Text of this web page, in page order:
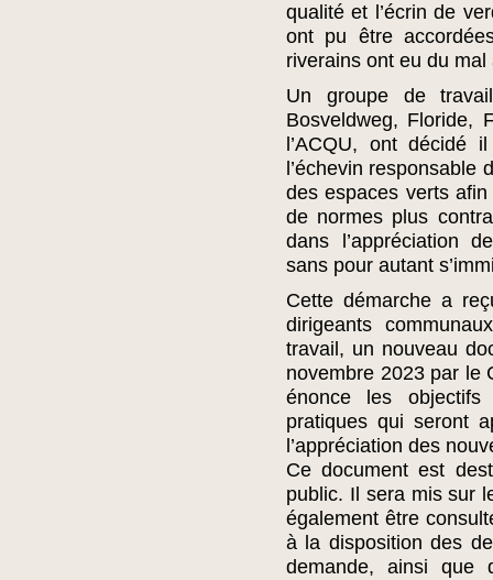
qualité et l’écrin de
ont pu être
riverains ont eu du
Un groupe de
Bosveldweg, Floride,
l’ACQU, ont décidé
l’échevin responsable
des espaces verts afin
de normes plus
dans l’appréciation
sans pour autant
Cette démarche a
dirigeants
travail, un nouveau
novembre 2023 par le
énonce les
pratiques qui seront
l’appréciation des
Ce document est
public. Il sera mis sur
également être
à la disposition des
demande, ainsi que